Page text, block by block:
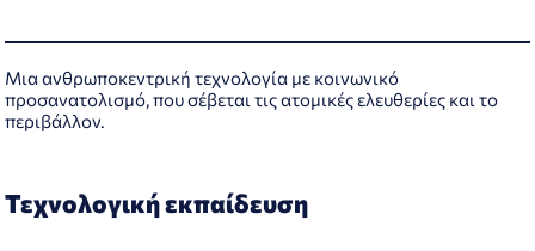
Μια ανθρωποκεντρική τεχνολογία με κοινωνικό
προσανατολισμό, που σέβεται τις ατομικές ελευθερίες και το
περιβάλλον.
Τεχνολογική εκπαίδευση